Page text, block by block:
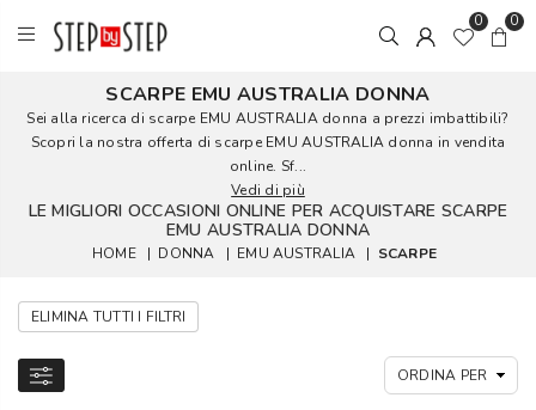
0 0
SCARPE EMU AUSTRALIA DONNA
Sei alla ricerca di scarpe EMU AUSTRALIA donna a prezzi imbattibili?
Scopri la nostra offerta di scarpe EMU AUSTRALIA donna in vendita
online. Sf...
Vedi di più
LE MIGLIORI OCCASIONI ONLINE PER ACQUISTARE SCARPE
EMU AUSTRALIA DONNA
HOME | DONNA | EMU AUSTRALIA | SCARPE
ELIMINA TUTTI I FILTRI